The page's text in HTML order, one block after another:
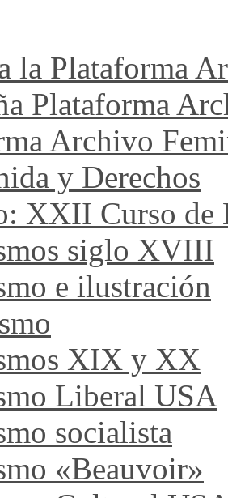
la Plataforma
Plataforma
Archivo
y Derechos
XXII Curso de
siglo XVIII
e ilustración
XIX y XX
Liberal USA
socialista
«Beauvoir»